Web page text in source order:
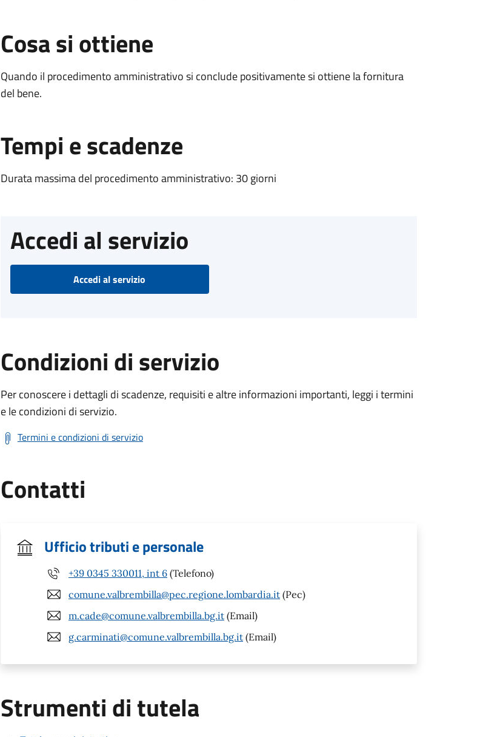
Cosa si ottiene
Quando il procedimento amministrativo si conclude positivamente si ottiene la fornitura
del bene.
Tempi e scadenze
Durata massima del procedimento amministrativo: 30 giorni
Accedi al servizio
Accedi al servizio
Condizioni di servizio
Per conoscere i dettagli di scadenze, requisiti e altre informazioni importanti, leggi i termini
e le condizioni di servizio.
Termini e condizioni di servizio
Contatti
Ufficio tributi e personale
+39 0345 330011, int 6 (Telefono)
comune.valbrembilla@pec.regione.lombardia.it (Pec)
m.cade@comune.valbrembilla.bg.it (Email)
g.carminati@comune.valbrembilla.bg.it (Email)
Strumenti di tutela